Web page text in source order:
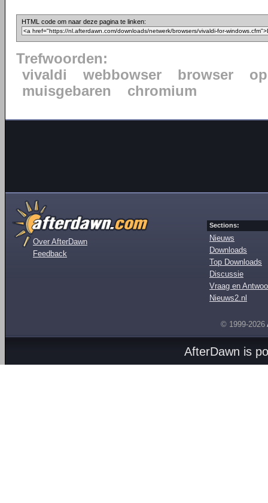
HTML code om naar deze pagina te linken:
Trefwoorden:
vivaldi
webbowser browser
muisgebaren
chromium
Over AfterDawn
Feedback
Sections:
Nieuws
Downloads
Top Downloads
Discussie
Vraag en
Nieuws2.nl
© 1999-2026
AfterDawn is